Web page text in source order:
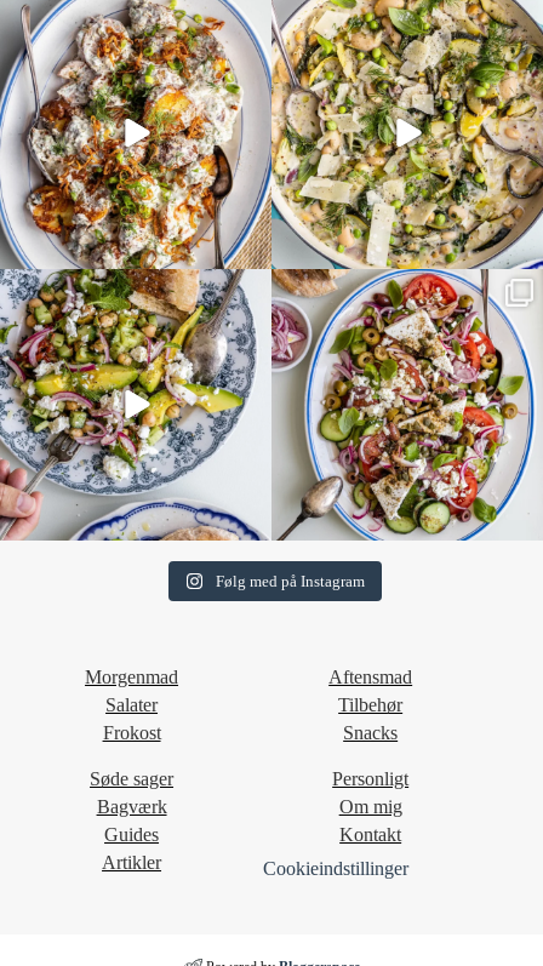
Følg med på Instagram
Morgenmad
Salater
Frokost
Aftensmad
Tilbehør
Snacks
Søde sager
Bagværk
Guides
Artikler
Personligt
Om mig
Kontakt
Cookieindstillinger